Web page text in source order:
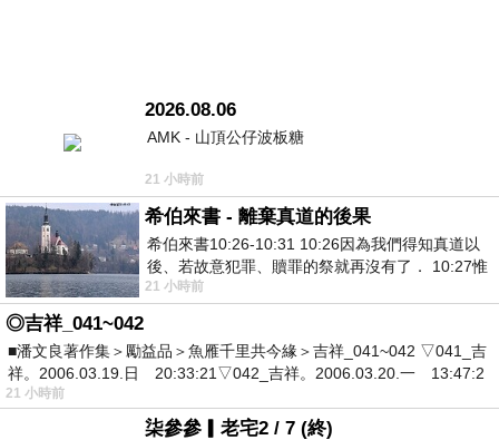
2026.08.06
AMK - 山頂公仔波板糖
21 小時前
希伯來書 - 離棄真道的後果
希伯來書10:26-10:31 10:26因為我們得知真道以
後、若故意犯罪、贖罪的祭就再沒有了． 10:27惟
有戰懼等候審判和那燒滅眾敵人的烈火
21 小時前
◎吉祥_041~042
■潘文良著作集＞勵益品＞魚雁千里共今緣＞吉祥_041~042 ▽041_吉
祥。2006.03.19.日 20:33:21▽042_吉祥。2006.03.20.一 13:47:2
21 小時前
柒參參▎老宅2 / 7 (終)